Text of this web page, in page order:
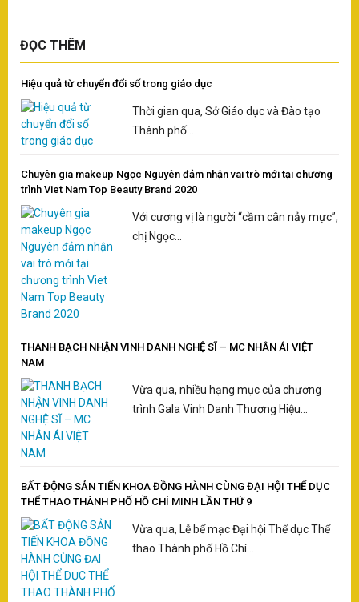
ĐỌC THÊM
Hiệu quả từ chuyển đổi số trong giáo dục
Thời gian qua, Sở Giáo dục và Đào tạo
Thành phố...
Chuyên gia makeup Ngọc Nguyên đảm nhận vai trò mới tại chương
trình Viet Nam Top Beauty Brand 2020
Với cương vị là người “cầm cân nảy mực”,
chị Ngọc...
THANH BẠCH NHẬN VINH DANH NGHỆ SĨ – MC NHÂN ÁI VIỆT
NAM
Vừa qua, nhiều hạng mục của chương
trình Gala Vinh Danh Thương Hiệu...
BẤT ĐỘNG SẢN TIẾN KHOA ĐỒNG HÀNH CÙNG ĐẠI HỘI THỂ DỤC
THỂ THAO THÀNH PHỐ HỒ CHÍ MINH LẦN THỨ 9
Vừa qua, Lễ bế mạc Đại hội Thể dục Thể
thao Thành phố Hồ Chí...